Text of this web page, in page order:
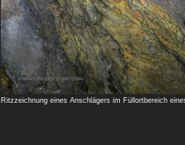
Ritzzeichnung eines Anschlägers im Füllortbereich